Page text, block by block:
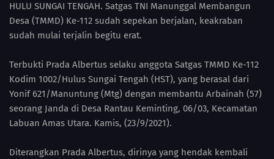
HULU SUNGAI TENGAH. Satgas TNI Manunggal Membangun
Desa (TMMD) Ke-112 sudah sepekan berjalan, keakraban
sudah mulai terjalin begitu erat.
Terbukti Prada Albertus selaku anggota Satgas TMMD Ke-112
Kodim 1002/Hulus Sungai Tengah (HST), yang berasal dari
Yonif 621/Manuntung (Mtg) dengan membantu Arbainah (57)
seorang Janda di Desa Rantau Keminting, 06/03, Kecamatan
Labuan Amas Utara. Kamis, (23/9/2021).
Diterangkan Prada Albertus, dirinya yang hendak kembali